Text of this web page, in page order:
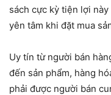
sách cực kỳ tiện lợi
yên tâm khi đặt mua
Uy tín từ người bán
đến sản phẩm, hàng
phải được người bán